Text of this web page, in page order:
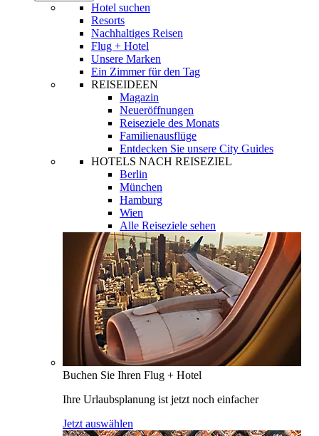
Hotel suchen
Resorts
Nachhaltiges Reisen
Flug + Hotel
Unsere Marken
Ein Zimmer für den Tag
REISEIDEEN
Magazin
Neueröffnungen
Reiseziele des Monats
Familienausflüge
Entdecken Sie unsere City Guides
HOTELS NACH REISEZIEL
Berlin
München
Hamburg
Wien
Alle Reiseziele sehen
Buchen Sie Ihren Flug + Hotel
Ihre Urlaubsplanung ist jetzt noch einfacher
Jetzt auswählen